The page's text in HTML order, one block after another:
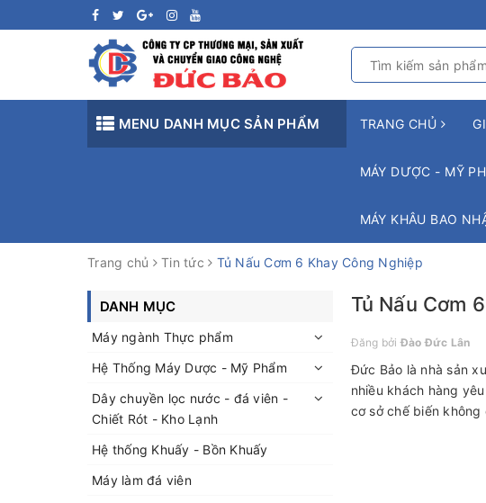
MENU DANH MỤC SẢN PHẨM TRANG CHỦ
MÁY DƯỢC - MỸ
MÁY KHÂU BAO
Trang chủ Tin tức Tủ Nấu Cơm 6 Khay Công Nghiệp
Tủ Nấu Cơm
Đăng bởiĐào Đức Lân
Đức Bảo là nhà sản
nhiều khách hàng
cơ sở chế biến
DANH MỤC
Máy ngành Thực phẩm
Hệ Thống Máy Dược - Mỹ Phẩm
Dây chuyền lọc nước - đá viên -
Chiết Rót - Kho Lạnh
Hệ thống Khuấy - Bồn Khuấy
Máy làm đá viên